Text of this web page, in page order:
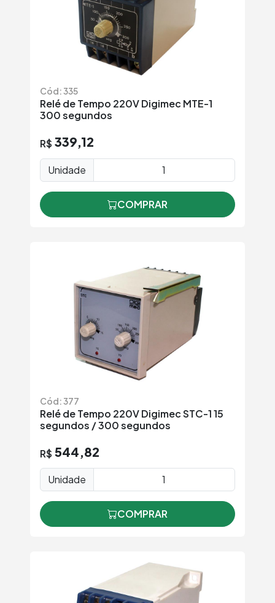
Cód: 335
Relé de Tempo 220V Digimec MTE-1
300 segundos
R$ 339,12
Unidade
COMPRAR
Cód: 377
Relé de Tempo 220V Digimec STC-1 15
segundos / 300 segundos
R$ 544,82
Unidade
COMPRAR